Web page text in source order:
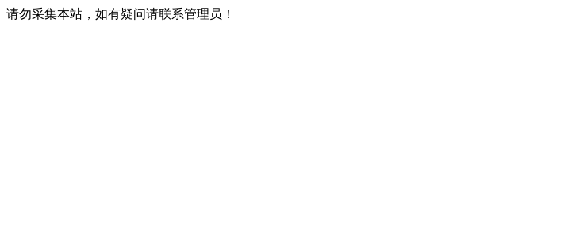
请勿采集本站，如有疑问请联系管理员！